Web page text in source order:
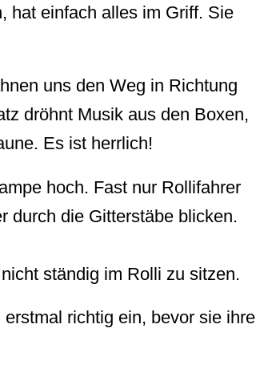
hat einfach alles im Griff. Sie
uns den Weg in Richtung
dröhnt Musik aus den Boxen,
Es ist herrlich!
hoch. Fast nur Rollifahrer
durch die Gitterstäbe blicken.
ständig im Rolli zu sitzen.
richtig ein, bevor sie ihre